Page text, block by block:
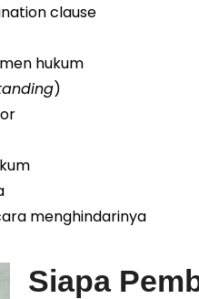
clause
hukum
)
menghindarinya
Siapa